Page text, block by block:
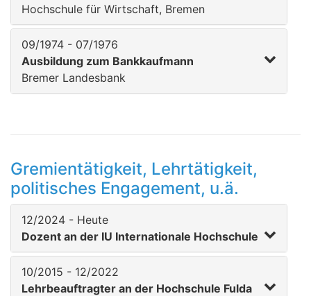
Hochschule für Wirtschaft, Bremen
09/1974 - 07/1976
Ausbildung zum Bankkaufmann
Bremer Landesbank
Gremientätigkeit, Lehrtätigkeit,
politisches Engagement, u.ä.
12/2024 - Heute
Dozent an der IU Internationale Hochschule
10/2015 - 12/2022
Lehrbeauftragter an der Hochschule Fulda